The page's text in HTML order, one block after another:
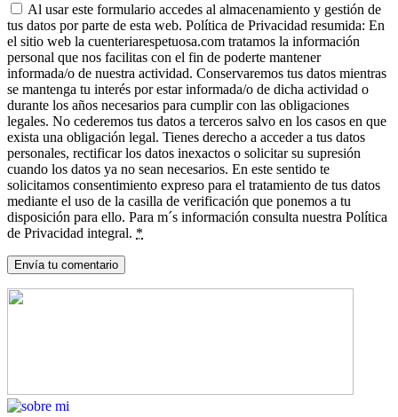
Al usar este formulario accedes al almacenamiento y gestión de
tus datos por parte de esta web. Política de Privacidad resumida: En
el sitio web la cuenteriarespetuosa.com tratamos la información
personal que nos facilitas con el fin de poderte mantener
informada/o de nuestra actividad. Conservaremos tus datos mientras
se mantenga tu interés por estar informada/o de dicha actividad o
durante los años necesarios para cumplir con las obligaciones
legales. No cederemos tus datos a terceros salvo en los casos en que
exista una obligación legal. Tienes derecho a acceder a tus datos
personales, rectificar los datos inexactos o solicitar su supresión
cuando los datos ya no sean necesarios. En este sentido te
solicitamos consentimiento expreso para el tratamiento de tus datos
mediante el uso de la casilla de verificación que ponemos a tu
disposición para ello. Para m´s información consulta nuestra Política
de Privacidad integral. *